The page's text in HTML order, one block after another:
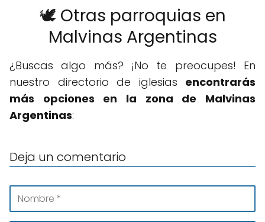
🕊️ Otras parroquias en
Malvinas Argentinas
¿Buscas algo más? ¡No te preocupes! En
nuestro directorio de iglesias encontrarás
más opciones en la zona de Malvinas
Argentinas:
Deja un comentario